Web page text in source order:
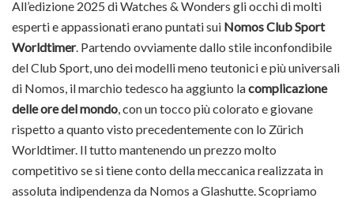
All’edizione 2025 di Watches & Wonders gli occhi di molti
esperti e appassionati erano puntati sui Nomos Club Sport
Worldtimer. Partendo ovviamente dallo stile inconfondibile
del Club Sport, uno dei modelli meno teutonici e più universali
di Nomos, il marchio tedesco ha aggiunto lacomplicazione
delle ore del mondo , con un tocco più colorato e giovane
rispetto a quanto visto precedentemente con lo Zürich
Worldtimer. Il tutto mantenendo un prezzo molto
competitivo se si tiene conto della meccanica realizzata in
assoluta indipendenza da Nomos a Glashutte. Scopriamo